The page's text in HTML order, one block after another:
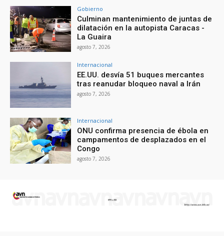
Gobierno
Culminan mantenimiento de juntas de
dilatación en la autopista Caracas -
La Guaira
agosto 7, 2026
Internacional
EE.UU. desvía 51 buques mercantes
tras reanudar bloqueo naval a Irán
agosto 7, 2026
Internacional
ONU confirma presencia de ébola en
campamentos de desplazados en el
Congo
agosto 7, 2026